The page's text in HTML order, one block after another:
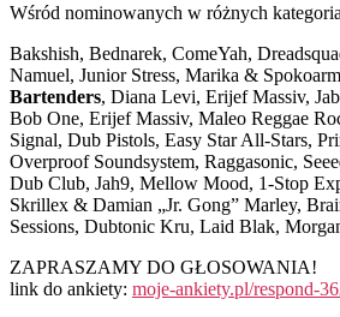
Wśród nominowanych w różnych
Bakshish, Bednarek, ComeYah,
Namuel, Junior Stress, Marika &
Bartenders, Diana Levi, Erijef Massiv,
Bob One, Erijef Massiv, Maleo Reggae
Signal, Dub Pistols, Easy Star All-Stars,
Overproof Soundsystem, Raggasonic,
Dub Club, Jah9, Mellow Mood, 1-Stop
Skrillex & Damian „Jr. Gong” Marley,
Sessions, Dubtonic Kru, Laid Blak,
ZAPRASZAMY DO GŁOSOWANIA!
link do ankiety: moje-ankiety.pl/respond-